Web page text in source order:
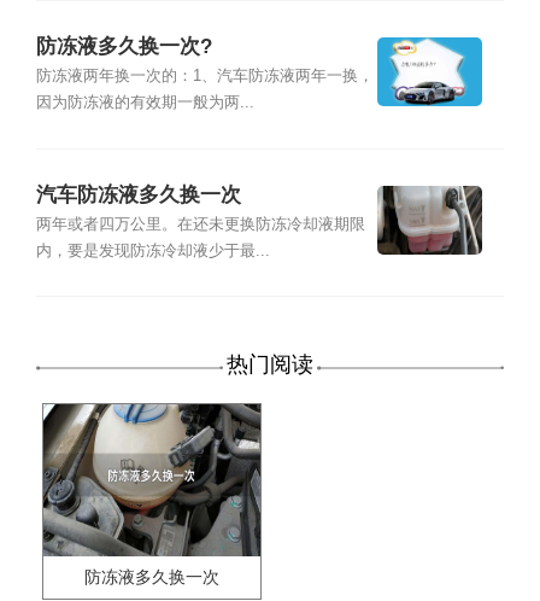
防冻液多久换一次?
防冻液两年换一次的：1、汽车防冻液两年一换，
因为防冻液的有效期一般为两...
汽车防冻液多久换一次
两年或者四万公里。在还未更换防冻冷却液期限
内，要是发现防冻冷却液少于最...
热门阅读
防冻液多久换一次